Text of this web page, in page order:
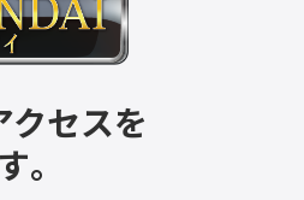
クセスを
。